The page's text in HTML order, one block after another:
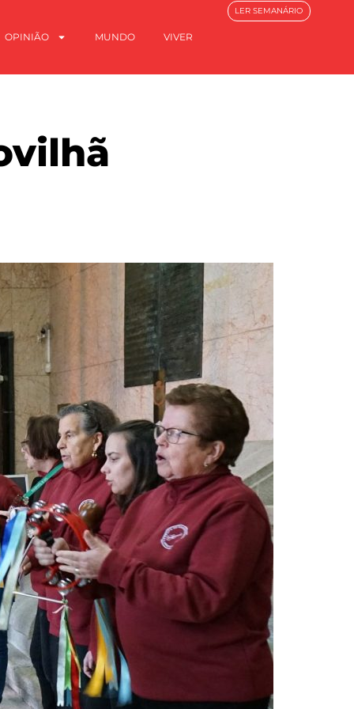
OPINIÃO MUNDO VIVER
LER SEMANÁRIO